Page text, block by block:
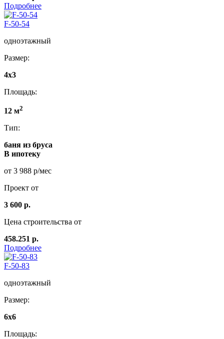
Подробнее
F-50-54
одноэтажный
Размер:
4х3
Площадь:
12 м2
Тип:
баня из бруса
В ипотеку
от 3 988 р/мес
Проект от
3 600 р.
Цена строительства от
458.251 р.
Подробнее
F-50-83
одноэтажный
Размер:
6x6
Площадь: